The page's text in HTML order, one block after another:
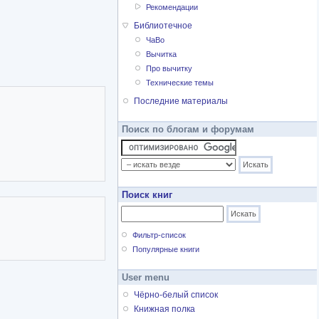
Богородска
Элишевы (Елизаветы
Ценципер
был арестован на
бутырский
месте ссылки
университете
вышел в 1927 г., к
распространять
о преследовании
350 заполненных
издать книгу на
Рекомендации
Библиотечное
ЧаВо
Вычитка
Про вычитку
Технические темы
Последние материалы
Поиск по блогам и форумам
Поиск книг
Фильтр-список
Популярные книги
User menu
Чёрно-белый список
Книжная полка